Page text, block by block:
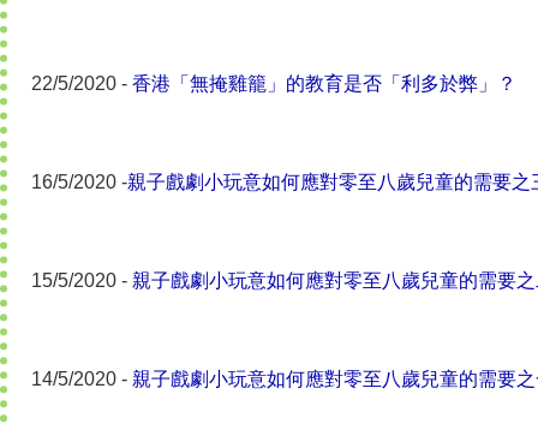
22/5/2020 - 香港「無掩雞籠」的教育是否「利多於弊」？
16/5/2020 -親子戲劇小玩意如何應對零至八歲兒童的需要之
15/5/2020 - 親子戲劇小玩意如何應對零至八歲兒童的需要
14/5/2020 - 親子戲劇小玩意如何應對零至八歲兒童的需要